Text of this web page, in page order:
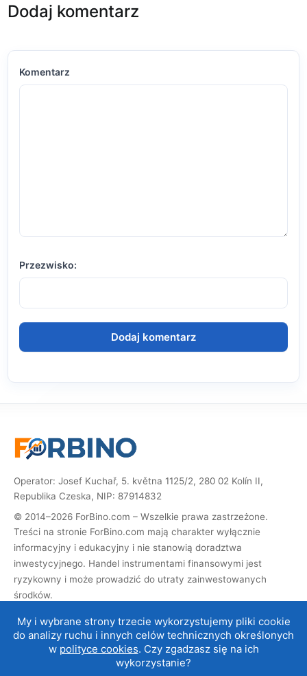
Dodaj komentarz
Komentarz
Przezwisko:
My i wybrane strony trzecie wykorzystujemy pliki cookie
do analizy ruchu i innych celów technicznych określonych
w polityce cookies. Czy zgadzasz się na ich
wykorzystanie?
Operator: Josef Kuchař, 5. května 1125/2, 280 02 Kolín II,
Republika Czeska, NIP: 87914832
© 2014–2026 ForBino.com – Wszelkie prawa zastrzeżone.
Treści na stronie ForBino.com mają charakter wyłącznie
informacyjny i edukacyjny i nie stanowią doradztwa
inwestycyjnego. Handel instrumentami finansowymi jest
ryzykowny i może prowadzić do utraty zainwestowanych
środków.
rejestracji za ich pośrednictwem, otrzymamy prowizję, dzięki
której możemy prowadzić i rozwijać stronę. Nie ma to wpływu
na cenę usługi dla Ciebie, a współpraca afiliacyjna nie wpływa